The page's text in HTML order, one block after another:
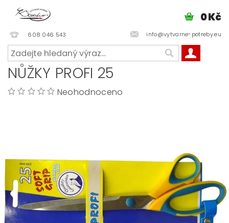
608 046 543 info@vytvarne-potreby.eu
0 Kč
NŮŽKY PROFI 25
Neohodnoceno